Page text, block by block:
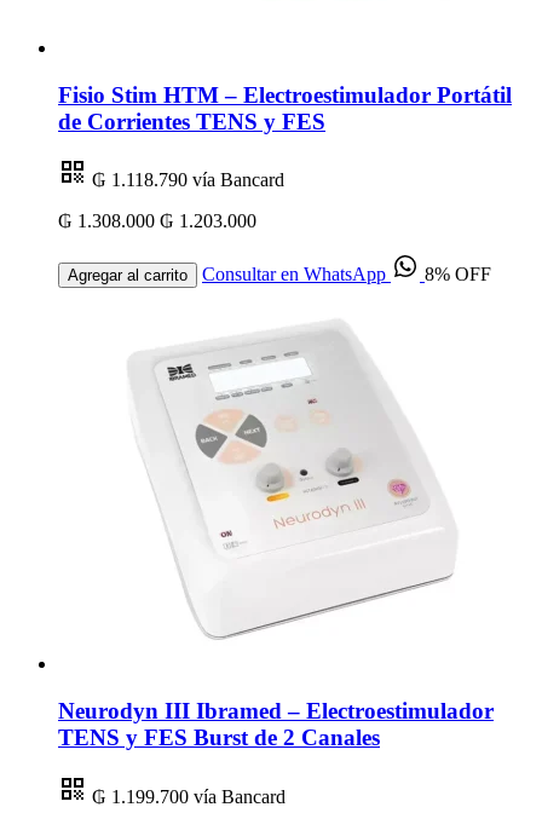
Fisio Stim HTM – Electroestimulador Portátil
de Corrientes TENS y FES
₲ 1.118.790 vía Bancard
₲ 1.308.000 ₲ 1.203.000
Agregar al carrito Consultar en WhatsApp 8% OFF
Neurodyn III Ibramed – Electroestimulador
TENS y FES Burst de 2 Canales
₲ 1.199.700 vía Bancard